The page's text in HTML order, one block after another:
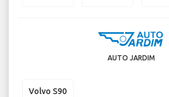
AUTO JARDIM
Volvo S90